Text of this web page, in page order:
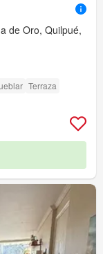
de Oro, Quilpué,
Terraza